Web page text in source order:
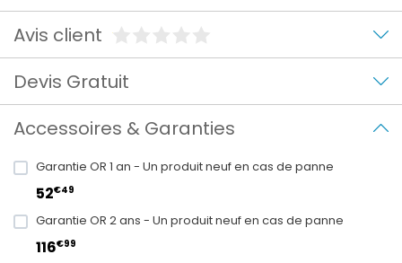
Avis client
Devis Gratuit
Accessoires & Garanties
Garantie OR 1 an - Un produit neuf en cas de panne
52€49
Garantie OR 2 ans - Un produit neuf en cas de panne
116€99